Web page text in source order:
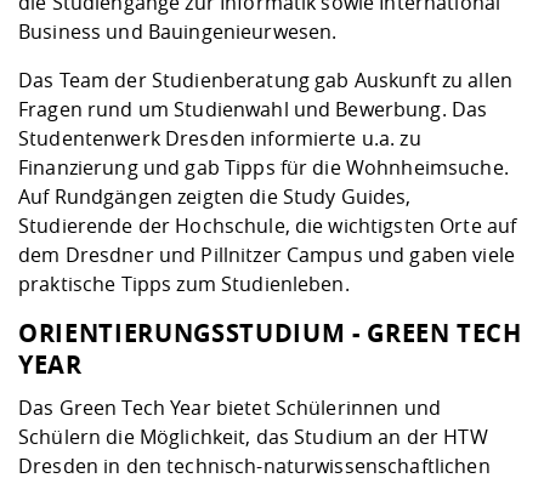
Jobs, Praktika,
Business und Bauingenieurwesen.
Das Team der Studienberatung gab Auskunft zu allen
Fragen rund um Studienwahl und Bewerbung. Das
Studentenwerk Dresden informierte u.a. zu
Finanzierung und gab Tipps für die Wohnheimsuche.
Auf Rundgängen zeigten die Study Guides,
Studierende der Hochschule, die wichtigsten Orte auf
dem Dresdner und Pillnitzer Campus und gaben viele
praktische Tipps zum Studienleben.
ORIENTIERUNGSSTUDIUM - GREEN TECH
YEAR
Das Green Tech Year bietet Schülerinnen und
Schülern die Möglichkeit, das Studium an der HTW
Dresden in den technisch-naturwissenschaftlichen